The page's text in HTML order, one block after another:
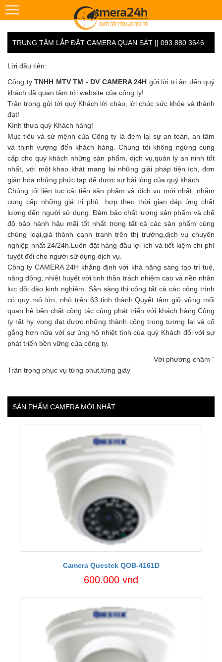
TRUNG TÂM LẮP ĐẶT CAMERA QUAN SÁT || 093 880 3646
Lời đầu tiên:
Công ty TNHH MTV TM - DV CAMERA 24H gửi lời tri ân đến quý
khách đã quan tâm tới website của công ty!
Trân trọng gửi tới quý Khách lời chào, lời chúc sức khỏe và thành
đạt!
Kính thưa quý Khách hàng!
Mục tiêu và sứ mệnh của Công ty là đem lại sự an toàn, an tâm
và thịnh vượng đến khách hàng. Chúng tôi không ngừng cung
cấp cho quý khách những sản phẩm, dịch vụ,quản lý an ninh tốt
nhất, với một khao khát mang lại những giải pháp tiện ích, đơn
giản hóa những phức tạp để được sự hài lòng của quý khách.
Chúng tôi liên tuc cải tiến sản phẩm và dịch vụ mới nhất, nhằm
cung cấp những giá trị phù hợp theo thời gian đáp ứng chất
lượng đến người sử dụng. Đảm bảo chất lượng sản phẩm và chế
độ bảo hành hậu mãi tốt nhất trong tất cả các sản phẩm cùng
chủng loại,giá thành cạnh tranh trên thị trường,dịch vụ chuyên
nghiệp nhất 24/24h.Luôn đặt hàng đầu lợi ích và tiết kiệm chi phí
tuyệt đối cho người sử dụng dịch vụ.
Công ty CAMERA 24H khẳng định với khả năng sáng tạo trí tuệ,
năng động, nhiệt huyết với tinh thần trách nhiệm cao và nền nhân
lực dồi dào kinh nghiệm. Sẵn sàng thi công tất cả các công trình
có quy mô lớn, nhỏ trên 63 tỉnh thành.Quyết tâm giữ vững mối
quan hệ bền chặt cộng tác cùng phát triển với khách hàng.Công
ty rất hy vọng đạt được những thành công trong tương lai và cố
gắng hơn nữa với sự ủng hộ nhiệt tình của quý Khách đối với sự
phát triển bền vững của công ty.
Với phương châm “
Trân trọng phục vụ từng phút,từng giây”
SẢN PHẨM CAMERA MỚI NHẤT
Camera Questek QOB-4161D
600.000 vnđ